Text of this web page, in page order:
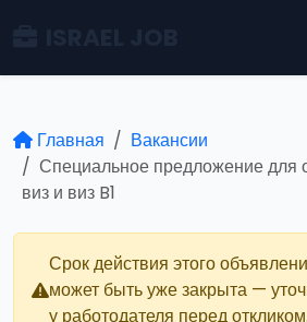
Главная
Вакансии
Специальное предложение для
виз и виз B1
Срок действия этого
может быть уже закрыта —
у работодателя перед откликом.